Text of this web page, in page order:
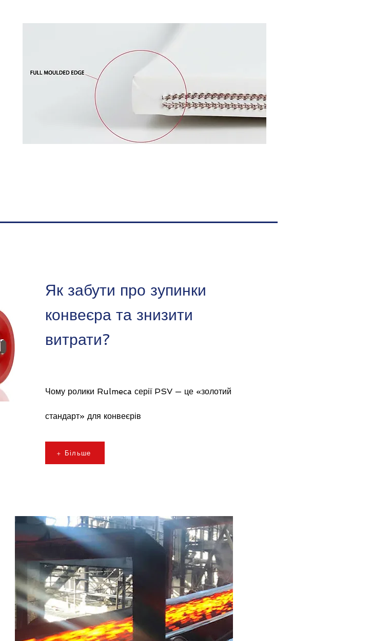
Як забути про зупинки
конвеєра та знизити
витрати?
Чому ролики Rulmeca серії PSV — це «золотий
стандарт» для конвеєрів
+ Більше